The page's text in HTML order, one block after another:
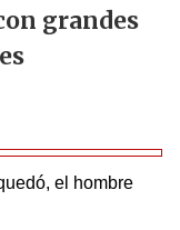
grandes
el hombre